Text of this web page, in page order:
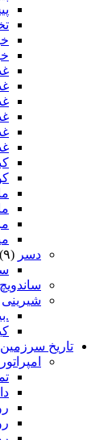
دسر (۹)
ساندویچ
شیرینی
تاریخ